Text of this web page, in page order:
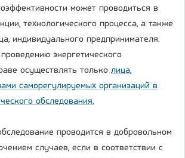
может проводиться в
технологического процесса, а также
индивидуального предпринимателя.
энергетического
осуществлять только лица,
саморегулируемых организаций в
обследования.
проводится в добровольном
случаев, если в соответствии с